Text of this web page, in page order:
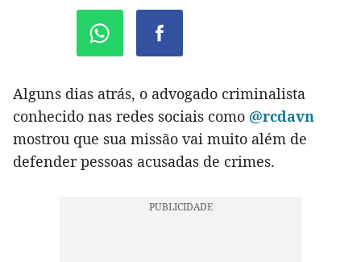
Alguns dias atrás, o advogado criminalista
conhecido nas redes sociais como @rcdavn
mostrou que sua missão vai muito além de
defender pessoas acusadas de crimes.